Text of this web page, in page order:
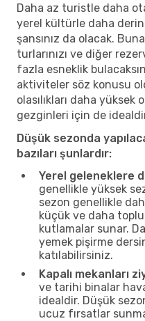
Daha az turistle daha
yerel kültürle daha
şansınız da olacak.
turlarınızı ve diğer
fazla esneklik
aktiviteler söz konusu
olasılıkları daha
gezginleri için de
Düşük sezonda
bazıları şunlardır:
Yerel geleneklere
genellikle yüksek
sezon genellikle
küçük ve daha
kutlamalar sunar.
yemek pişirme
katılabilirsiniz.
Kapalı mekanları
ve tarihi binalar
idealdir. Düşük
ucuz fırsatlar